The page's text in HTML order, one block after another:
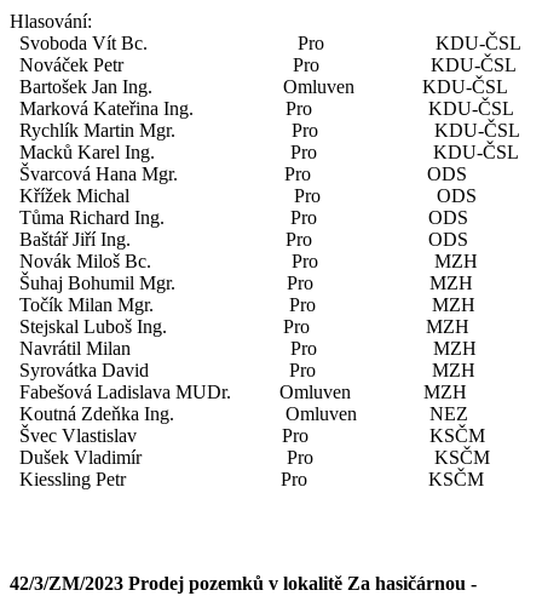
Hlasování:
Svoboda Vít Bc. Pro KDU-ČSL
Nováček Petr Pro KDU-ČSL
Bartošek Jan Ing. Omluven KDU-ČSL
Marková Kateřina Ing. Pro KDU-ČSL
Rychlík Martin Mgr. Pro KDU-ČSL
Macků Karel Ing. Pro KDU-ČSL
Švarcová Hana Mgr. Pro ODS
Křížek Michal Pro ODS
Tůma Richard Ing. Pro ODS
Baštář Jiří Ing. Pro ODS
Novák Miloš Bc. Pro MZH
Šuhaj Bohumil Mgr. Pro MZH
Točík Milan Mgr. Pro MZH
Stejskal Luboš Ing. Pro MZH
Navrátil Milan Pro MZH
Syrovátka David Pro MZH
Fabešová Ladislava MUDr. Omluven MZH
Koutná Zdeňka Ing. Omluven NEZ
Švec Vlastislav Pro KSČM
Dušek Vladimír Pro KSČM
Kiessling Petr Pro KSČM
42/3/ZM/2023 Prodej pozemků v lokalitě Za hasičárnou -